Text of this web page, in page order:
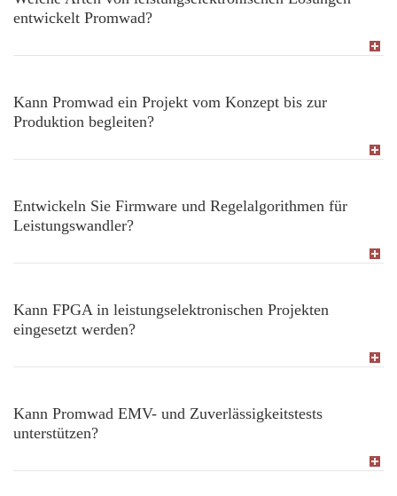
entwickelt Promwad?
Kann Promwad ein Projekt vom Konzept bis zur
Produktion begleiten?
Entwickeln Sie Firmware und Regelalgorithmen für
Leistungswandler?
Kann FPGA in leistungselektronischen Projekten
eingesetzt werden?
Kann Promwad EMV- und Zuverlässigkeitstests
unterstützen?